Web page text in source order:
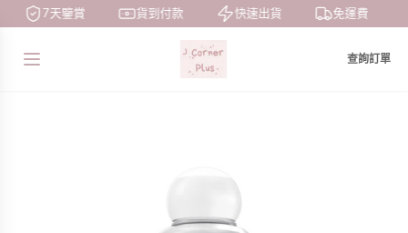
7天鑒賞 貨到付款 快速出貨 免運費
查詢訂單